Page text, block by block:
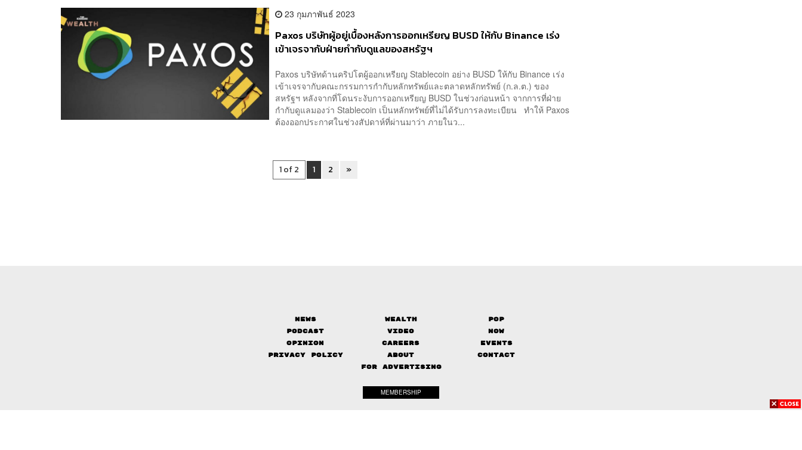
23 กุมภาพันธ์ 2023
Paxos บริษัทผู้อยู่เบื้องหลังการออกเหรียญ BUSD ให้กับ Binance เร่ง
เข้าเจรจากับฝ่ายกำกับดูแลของสหรัฐฯ
Paxos บริษัทด้านคริปโตผู้ออกเหรียญ Stablecoin อย่าง BUSD ให้กับ Binance เร่ง
เข้าเจรจากับคณะกรรมการกำกับหลักทรัพย์และตลาดหลักทรัพย์ (ก.ล.ต.) ของ
สหรัฐฯ หลังจากที่โดนระงับการออกเหรียญ BUSD ในช่วงก่อนหน้า จากการที่ฝ่าย
กำกับดูแลมองว่า Stablecoin เป็นหลักทรัพย์ที่ไม่ได้รับการลงทะเบียน ทำให้ Paxos
ต้องออกประกาศในช่วงสัปดาห์ที่ผ่านมาว่า ภายในว...
1 of 2 1 2 »
News Wealth
Pop
Podcast
Video
Now
Opinion
Careers
Events
Privacy Policy
About
Contact
FOR ADVERTISING
MEMBERSHIP